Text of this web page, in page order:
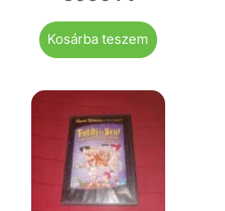
Kosárba teszem